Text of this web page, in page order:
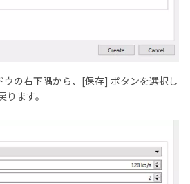
ウの右下隅から、[保存] ボタンを選択し
ます。